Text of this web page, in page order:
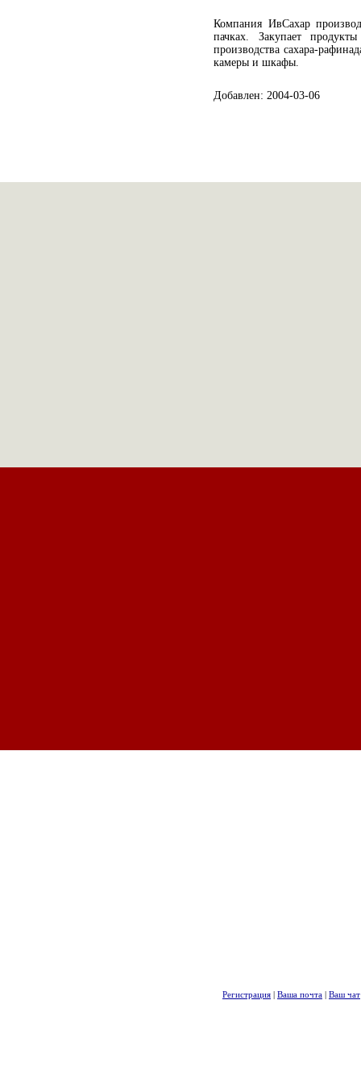
Компания ИвСахар
пачках. Закупает
производства сахара-
камеры и шкафы.
Добавлен: 2004-03-06
Регистрация | Ваша почта | Ваш чат